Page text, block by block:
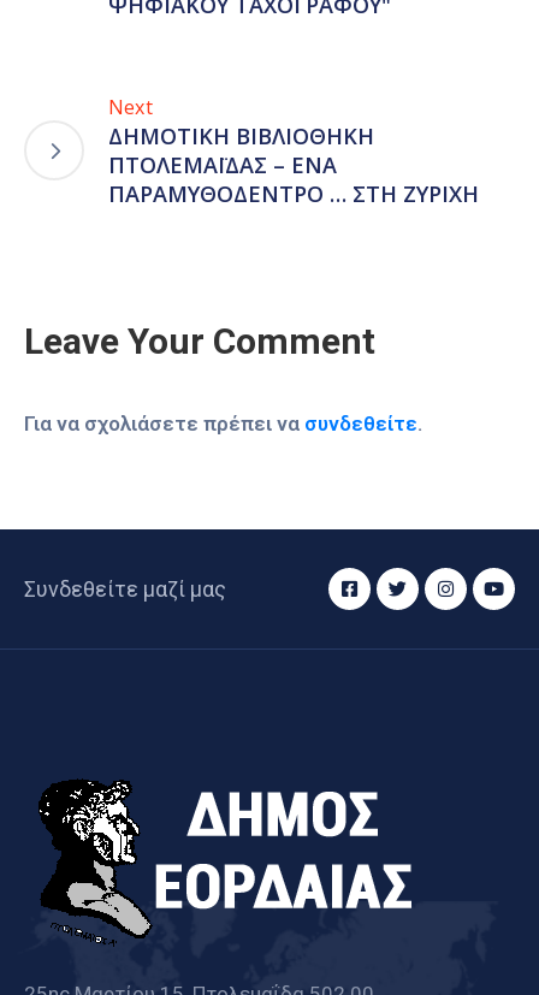
Next
ΔΗΜΟΤΙΚΗ ΒΙΒΛΙΟΘΗΚΗ
ΠΤΟΛΕΜΑΪΔΑΣ – ΕΝΑ
ΠΑΡΑΜΥΘΟΔΕΝΤΡΟ … ΣΤΗ ΖΥΡΙΧΗ
Leave Your Comment
Για να σχολιάσετε πρέπει να συνδεθείτε.
Συνδεθείτε μαζί μας